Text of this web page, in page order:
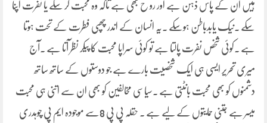
ہیں ان کے پاس ذہن ہے اور رو ح بھی ہے تاکہ وہ محبت کر سکے یا نفرت اپنا
سکے ۔نیک یابدباطن ہوسکے ۔یہ انسان کے اندر چھپی فطرت کے تحت ہوتا
ہے ۔کوئی شخص نفرت پالتا ہے تو کوئی سراپا محبت کا پیکر نظر آتا ہے ۔آج
میری تحریر ایسی ہی ایک شخصیت بارے ہے جو دوستوں کے ساتھ ساتھ
دشمنوں کو بھی محبت بانٹتی ہے ۔سیاسی مخالفین کو بھی ان سے اتنی ہی محبت
میسر ہے جتنی حمایتوں کے لیے ہے ۔ حقلہ پی پی 8سے موجودہ ایم پی چوہدری